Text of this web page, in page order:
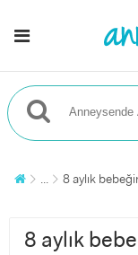
... 8 aylık
8 aylık